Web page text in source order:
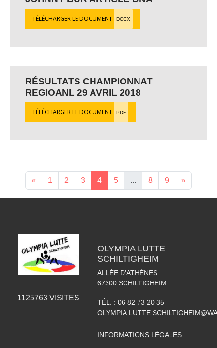
TÉLÉCHARGER LE DOCUMENT DOCX
RÉSULTATS CHAMPIONNAT
REGIOANL 29 AVRIL 2018
TÉLÉCHARGER LE DOCUMENT PDF
« 1 2 3 4 5 ... 8 9 »
1125763 VISITES
OLYMPIA LUTTE
SCHILTIGHEIM
ALLÉE D'ATHÈNES
67300 SCHILTIGHEIM
TÉL. : 06 82 73 20 35
INFORMATIONS LÉGALES